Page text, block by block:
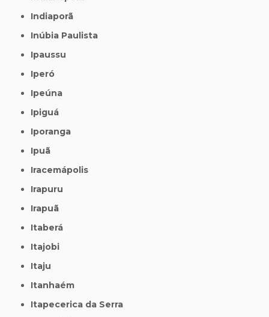
Indiaporã
Inúbia Paulista
Ipaussu
Iperó
Ipeúna
Ipiguá
Iporanga
Ipuã
Iracemápolis
Irapuru
Irapuã
Itaberá
Itajobi
Itaju
Itanhaém
Itapecerica da Serra